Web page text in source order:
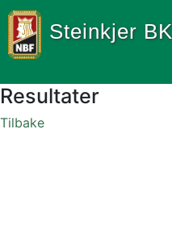
Steinkjer BK
Resultater
Tilbake